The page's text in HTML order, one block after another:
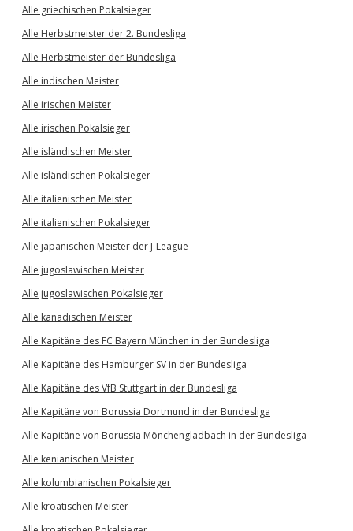
Alle griechischen Pokalsieger
Alle Herbstmeister der 2. Bundesliga
Alle Herbstmeister der Bundesliga
Alle indischen Meister
Alle irischen Meister
Alle irischen Pokalsieger
Alle isländischen Meister
Alle isländischen Pokalsieger
Alle italienischen Meister
Alle italienischen Pokalsieger
Alle japanischen Meister der J-League
Alle jugoslawischen Meister
Alle jugoslawischen Pokalsieger
Alle kanadischen Meister
Alle Kapitäne des FC Bayern München in der Bundesliga
Alle Kapitäne des Hamburger SV in der Bundesliga
Alle Kapitäne des VfB Stuttgart in der Bundesliga
Alle Kapitäne von Borussia Dortmund in der Bundesliga
Alle Kapitäne von Borussia Mönchengladbach in der Bundesliga
Alle kenianischen Meister
Alle kolumbianischen Pokalsieger
Alle kroatischen Meister